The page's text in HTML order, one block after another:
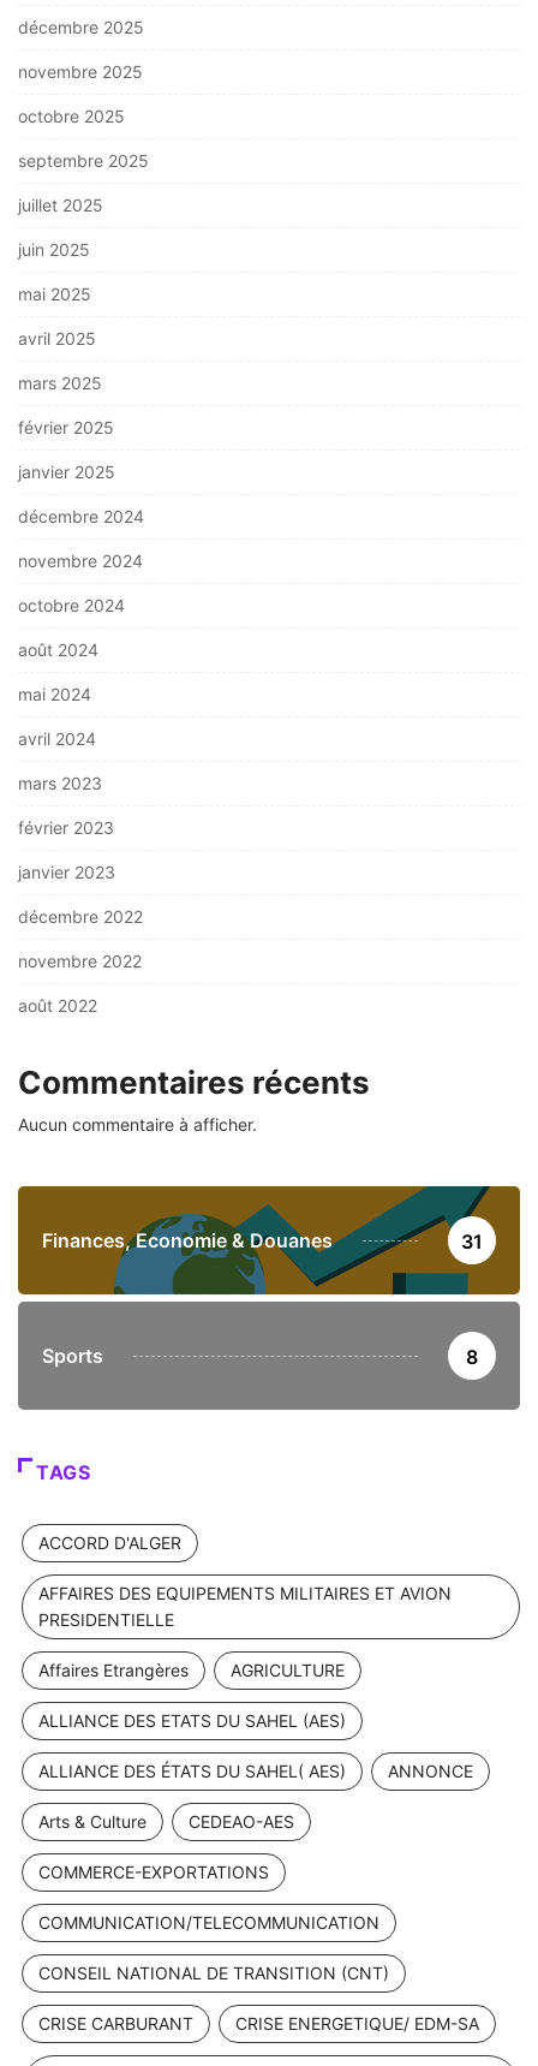
décembre 2025
novembre 2025
octobre 2025
septembre 2025
juillet 2025
juin 2025
mai 2025
avril 2025
mars 2025
février 2025
janvier 2025
décembre 2024
novembre 2024
octobre 2024
août 2024
mai 2024
avril 2024
mars 2023
février 2023
janvier 2023
décembre 2022
novembre 2022
août 2022
Commentaires récents
Aucun commentaire à afficher.
Finances, Economie & Douanes 31
Sports 8
TAGS
ACCORD D'ALGER
AFFAIRES DES EQUIPEMENTS MILITAIRES ET AVION
PRESIDENTIELLE
Affaires Etrangères AGRICULTURE
ALLIANCE DES ETATS DU SAHEL (AES)
ALLIANCE DES ÉTATS DU SAHEL( AES) ANNONCE
Arts & Culture CEDEAO-AES
COMMERCE-EXPORTATIONS
COMMUNICATION/TELECOMMUNICATION
CONSEIL NATIONAL DE TRANSITION (CNT)
CRISE CARBURANT CRISE ENERGETIQUE/ EDM-SA